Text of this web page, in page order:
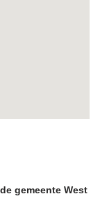
gemeente West